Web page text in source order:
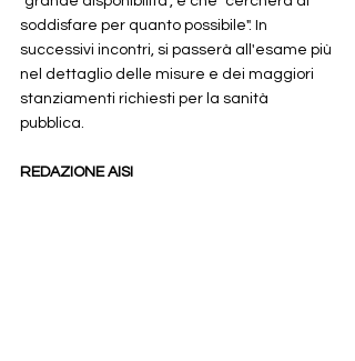
soddisfare per quanto possibile". In
successivi incontri, si passerà all'esame più
nel dettaglio delle misure e dei maggiori
stanziamenti richiesti per la sanità
pubblica.
REDAZIONE AISI